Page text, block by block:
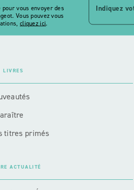
vous envoyer des
Vous pouvez vous
cliquez ici.
Indiquez
LIVRES
titres primés
ACTUALITÉ